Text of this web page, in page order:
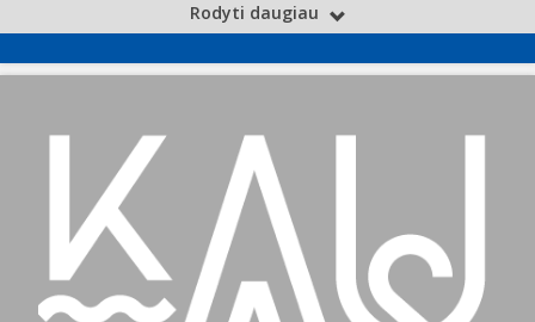
Rodyti daugiau